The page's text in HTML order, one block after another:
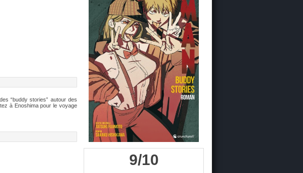
9/10
“buddy stories” autour des
à Enoshima pour le voyage